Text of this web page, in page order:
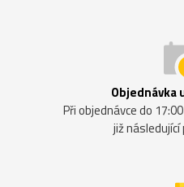
Objednávka
Při objednávce do
již následující